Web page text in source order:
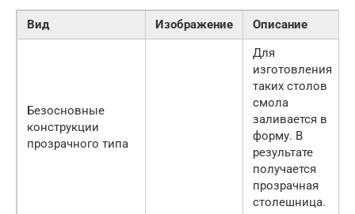
Вид Изображение Описание
Безосновные
конструкции
прозрачного типа
Для
изготовления
таких столов
смола
заливается в
форму. В
результате
получается
прозрачная
столешница.